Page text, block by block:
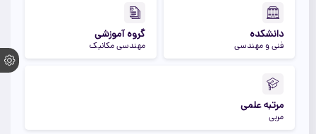
دانشکده
فنی و مهندسی
گروه آموزشی
مهندسی مکانیک
مرتبه علمی
مربی